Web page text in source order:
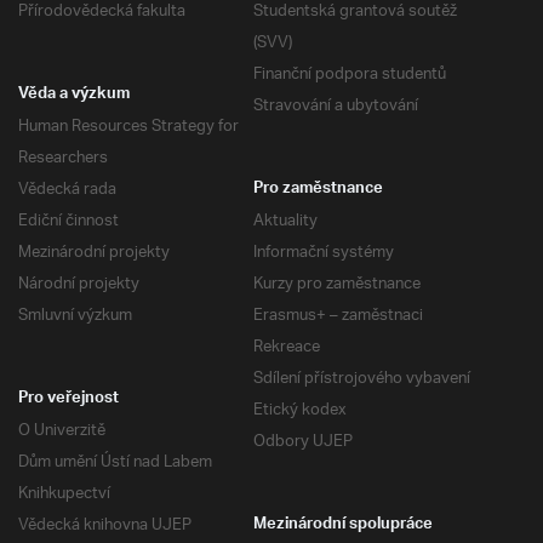
Přírodovědecká fakulta
Studentská grantová soutěž
(SVV)
Finanční podpora studentů
Stravování a ubytování
Věda a výzkum
Human Resources Strategy for
Researchers
Vědecká rada
Ediční činnost
Mezinárodní projekty
Národní projekty
Smluvní výzkum
Pro zaměstnance
Aktuality
Informační systémy
Kurzy pro zaměstnance
Erasmus+ – zaměstnaci
Rekreace
Sdílení přístrojového vybavení
Etický kodex
Odbory UJEP
Pro veřejnost
O Univerzitě
Dům umění Ústí nad Labem
Knihkupectví
Vědecká knihovna UJEP
Mezinárodní spolupráce